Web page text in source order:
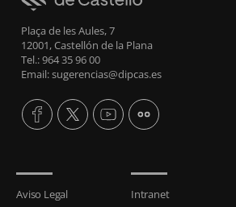
Plaça de les Aules, 7
12001, Castellón de la Plana
Tel.: 964 35 96 00
Email: sugerencias@dipcas.es
Aviso Legal
Intranet